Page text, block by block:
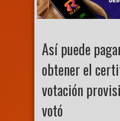
Así puede
obtener el
votación
votó